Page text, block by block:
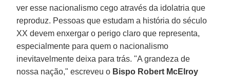
ver esse nacionalismo cego através da idolatria que
reproduz. Pessoas que estudam a história do século
XX devem enxergar o perigo claro que representa,
especialmente para quem o nacionalismo
inevitavelmente deixa para trás. "A grandeza de
nossa nação," escreveu o Bispo Robert McElroy